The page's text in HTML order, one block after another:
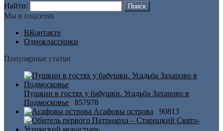
Найти:
Мы в соцсетях
ВКонтакте
Одноклассники
Популярные статьи
Пушкин в гостях у бабушки. Усадьба Захарово в
Подмосковье
857978
Асафовы острова
90813